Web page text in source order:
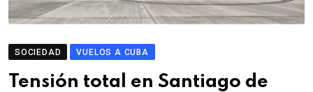
SOCIEDAD VUELOS A CUBA
Tensión total en Santiago de